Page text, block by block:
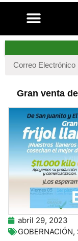
Gran venta
abril 29, 2023
GOBERNACIÓN,